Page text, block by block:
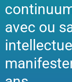
avec ou